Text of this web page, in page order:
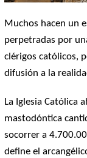
Muchos hacen un
perpetradas por
clérigos católicos,
difusión a la
La Iglesia Católica
mastodóntica
socorrer a
define el